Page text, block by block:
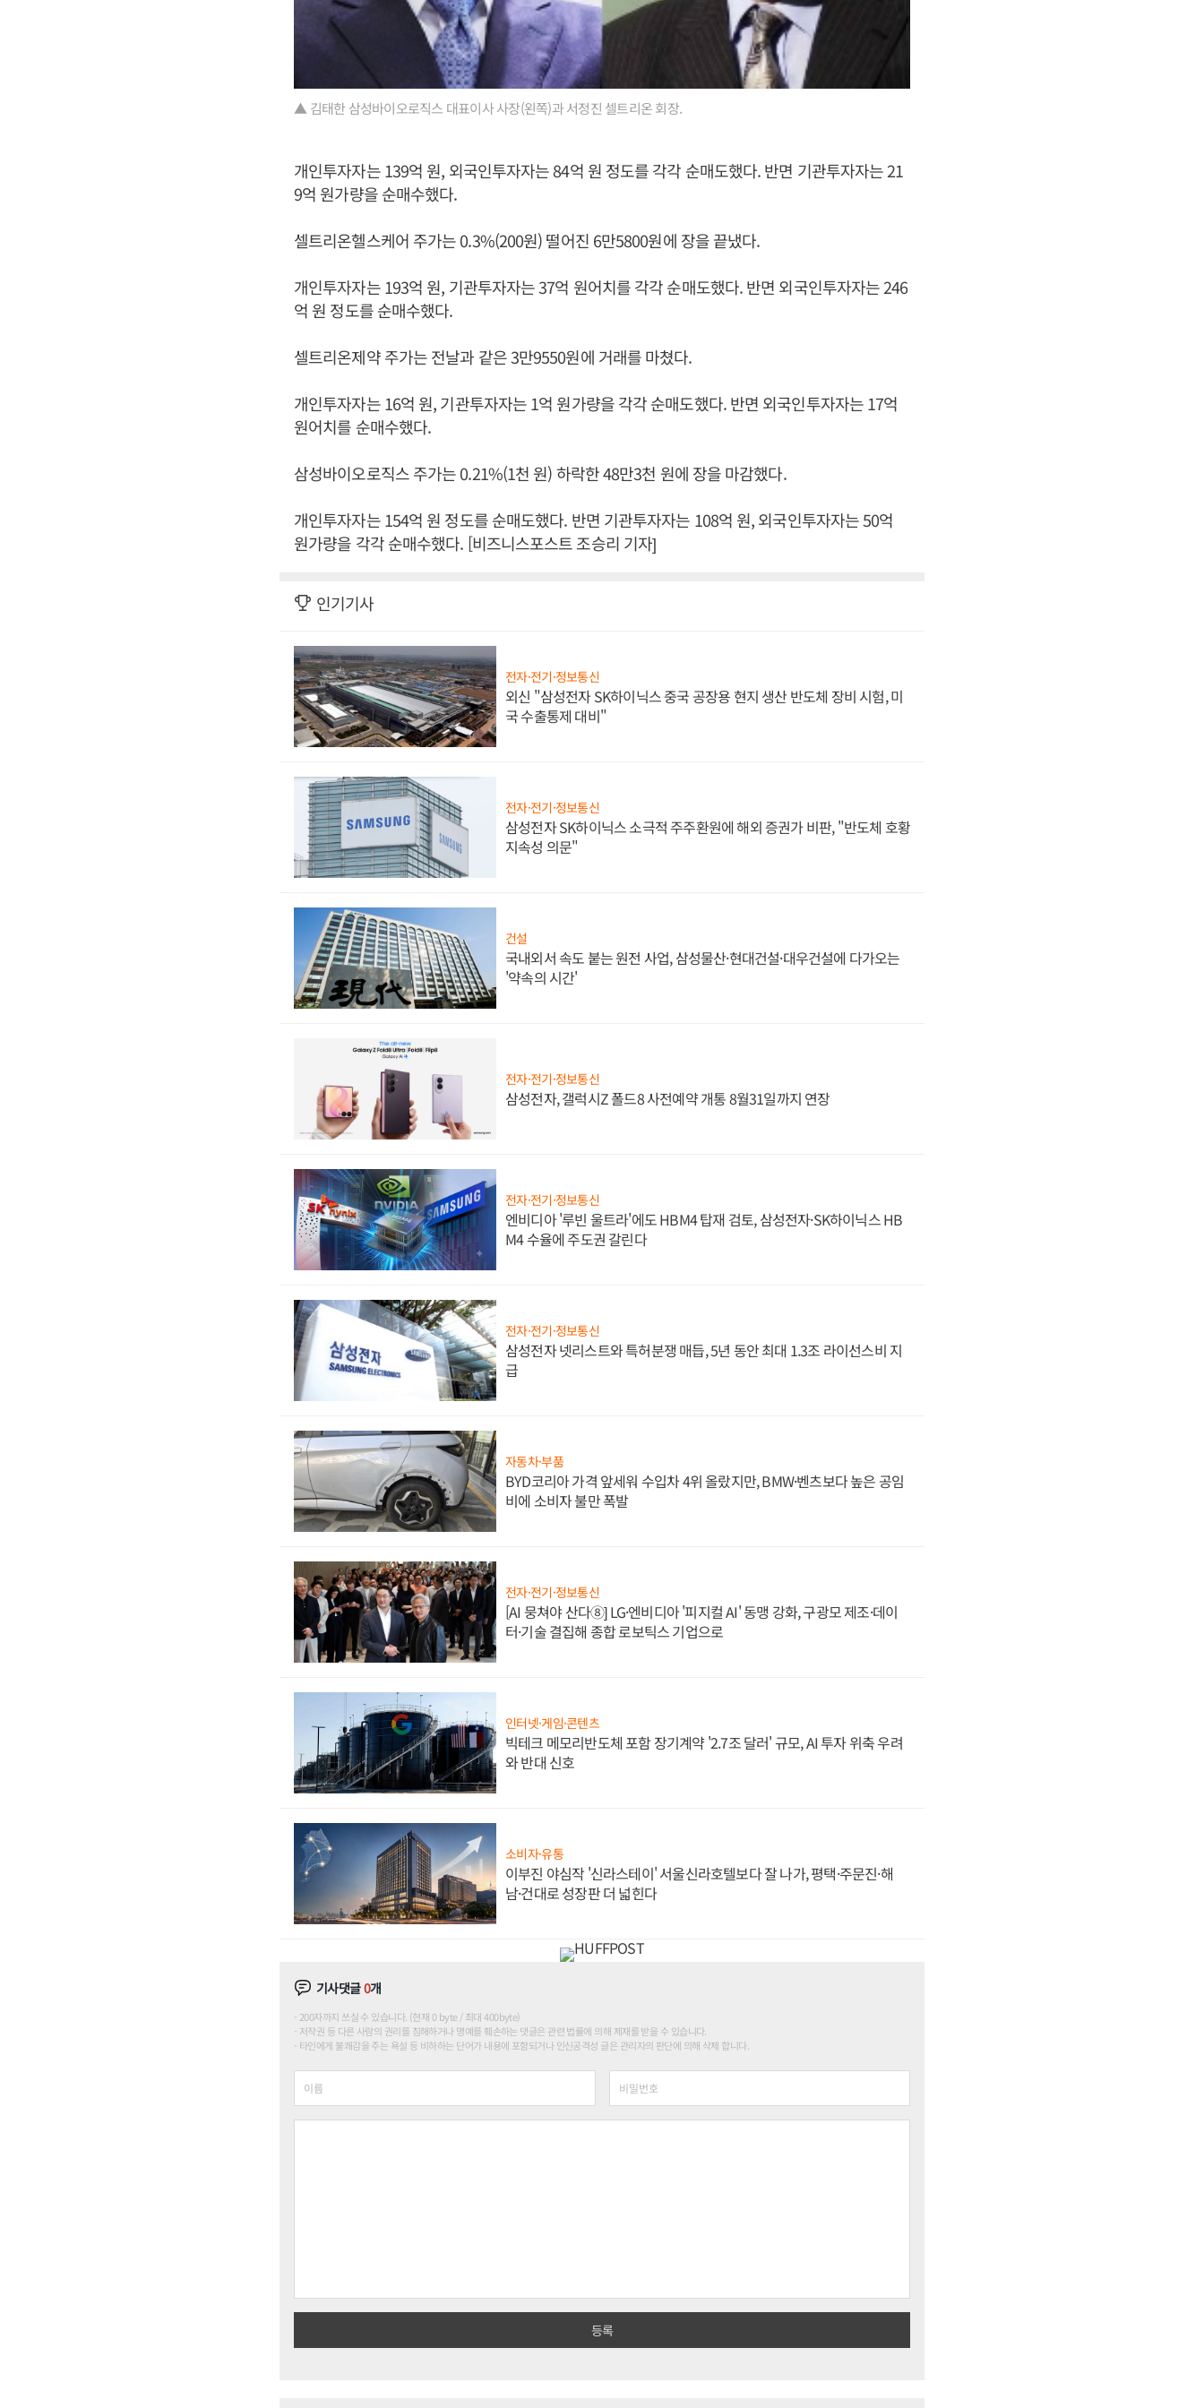
▲ 김태한 삼성바이오로직스 대표이사 사장(왼쪽)과 서정진 셀트리온 회장.
개인투자자는 139억 원, 외국인투자자는 84억 원 정도를 각각 순매도했다. 반면 기관투자자는 21
9억 원가량을 순매수했다.
셀트리온헬스케어 주가는 0.3%(200원) 떨어진 6만5800원에 장을 끝냈다.
개인투자자는 193억 원, 기관투자자는 37억 원어치를 각각 순매도했다. 반면 외국인투자자는 246
억 원 정도를 순매수했다.
셀트리온제약 주가는 전날과 같은 3만9550원에 거래를 마쳤다.
개인투자자는 16억 원, 기관투자자는 1억 원가량을 각각 순매도했다. 반면 외국인투자자는 17억
원어치를 순매수했다.
삼성바이오로직스 주가는 0.21%(1천 원) 하락한 48만3천 원에 장을 마감했다.
개인투자자는 154억 원 정도를 순매도했다. 반면 기관투자자는 108억 원, 외국인투자자는 50억
원가량을 각각 순매수했다. [비즈니스포스트 조승리 기자]
인기기사
전자·전기·정보통신
외신 "삼성전자 SK하이닉스 중국 공장용 현지 생산 반도체 장비 시험, 미
국 수출통제 대비"
전자·전기·정보통신
삼성전자 SK하이닉스 소극적 주주환원에 해외 증권가 비판, "반도체 호황
지속성 의문"
건설
국내외서 속도 붙는 원전 사업, 삼성물산·현대건설·대우건설에 다가오는
'약속의 시간'
전자·전기·정보통신
삼성전자, 갤럭시Z 폴드8 사전예약 개통 8월31일까지 연장
전자·전기·정보통신
엔비디아 '루빈 울트라'에도 HBM4 탑재 검토, 삼성전자·SK하이닉스 HB
M4 수율에 주도권 갈린다
전자·전기·정보통신
삼성전자 넷리스트와 특허분쟁 매듭, 5년 동안 최대 1.3조 라이선스비 지
급
자동차·부품
BYD코리아 가격 앞세워 수입차 4위 올랐지만, BMW·벤츠보다 높은 공임
비에 소비자 불만 폭발
전자·전기·정보통신
[AI 뭉쳐야 산다⑧] LG·엔비디아 '피지컬 AI' 동맹 강화, 구광모 제조·데이
터·기술 결집해 종합 로보틱스 기업으로
인터넷·게임·콘텐츠
빅테크 메모리반도체 포함 장기계약 '2.7조 달러' 규모, AI 투자 위축 우려
와 반대 신호
소비자·유통
이부진 야심작 '신라스테이' 서울신라호텔보다 잘 나가, 평택·주문진·해
남·건대로 성장판 더 넓힌다
기사댓글0개
200자까지 쓰실 수 있습니다. (현재 0 byte / 최대 400byte)
저작권 등 다른 사람의 권리를 침해하거나 명예를 훼손하는 댓글은 관련 법률에 의해 제재를 받을 수 있습니다.
타인에게 불쾌감을 주는 욕설 등 비하하는 단어가 내용에 포함되거나 인신공격성 글은 관리자의 판단에 의해 삭제 합니다.